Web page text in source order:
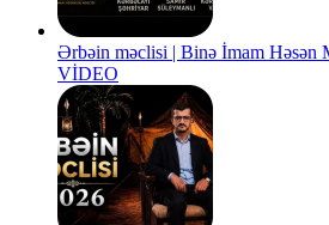
Ərbəin məclisi | Binə İmam Həsən
VİDEO